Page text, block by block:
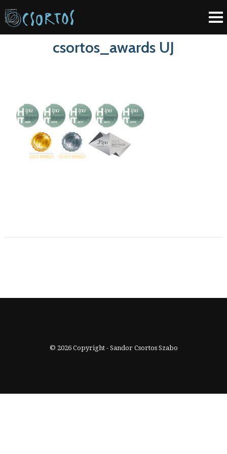
csortos_awards UJ
© 2026 Copyright - Sandor Csortos Szabo